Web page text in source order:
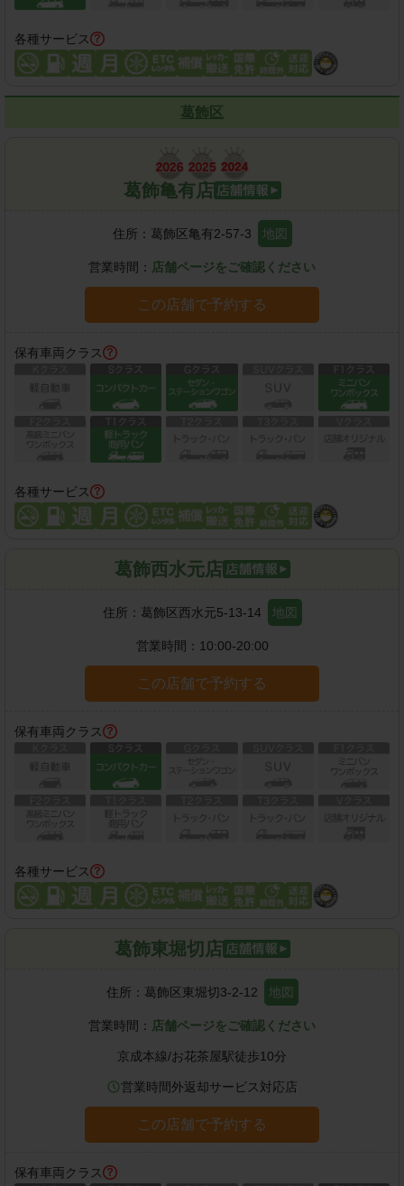
各種サービス
葛飾区
葛飾亀有店
住所： 葛飾区亀有2-57-3 地図
営業時間： 店舗ページをご確認ください
この店舗で予約する
保有車両クラス
各種サービス
葛飾西水元店
住所： 葛飾区西水元5-13-14 地図
営業時間： 10:00-20:00
この店舗で予約する
保有車両クラス
各種サービス
葛飾東堀切店
住所： 葛飾区東堀切3-2-12 地図
営業時間： 店舗ページをご確認ください
京成本線/お花茶屋駅徒歩10分
営業時間外返却サービス対応店
この店舗で予約する
保有車両クラス